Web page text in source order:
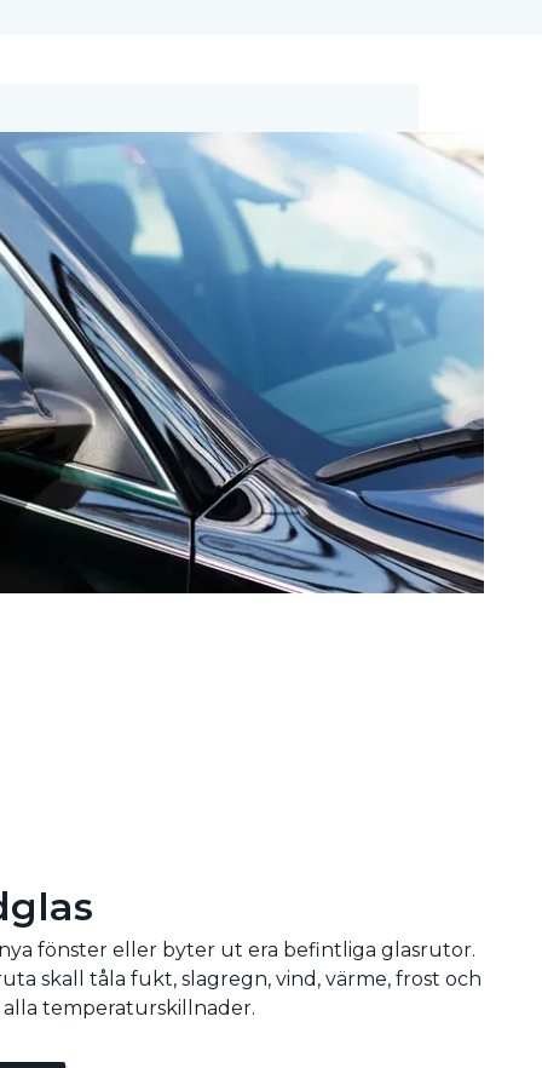
fönster eller byter ut era befintliga glasrutor.
skall tåla fukt, slagregn, vind, värme, frost och
alla temperaturskillnader.